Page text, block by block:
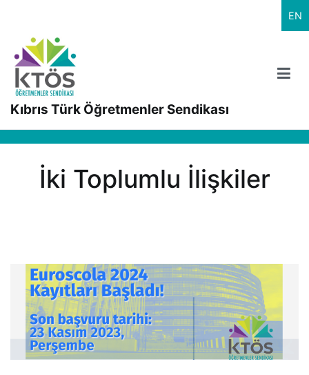
EN
Kıbrıs Türk Öğretmenler Sendikası
İki Toplumlu İlişkiler